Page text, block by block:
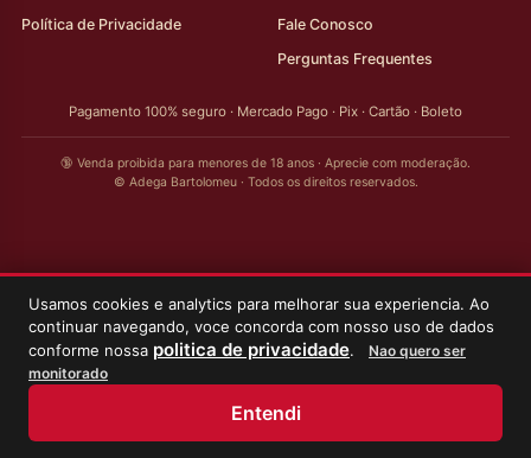
Usamos cookies e analytics para melhorar sua experiencia. Ao
continuar navegando, voce concorda com nosso uso de dados
conforme nossa politica de privacidade.
Nao quero ser
monitorado
Entendi
Política de Privacidade
Fale Conosco
Perguntas Frequentes
Pagamento 100% seguro · Mercado Pago · Pix · Cartão · Boleto
🔞 Venda proibida para menores de 18 anos · Aprecie com moderação.
© Adega Bartolomeu · Todos os direitos reservados.